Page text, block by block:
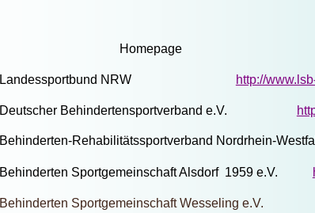
Homepage
Landessportbund NRW http://
Deutscher Behindertensportverband e.V.
Behinderten-Rehabilitätssportverband Nordrhein-
Behinderten Sportgemeinschaft Alsdorf 1959 e.V.
Behinderten Sportgemeinschaft Wesseling e.V.